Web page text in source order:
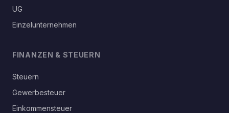
UG
Einzelunternehmen
FINANZEN & STEUERN
Steuern
Gewerbesteuer
Einkommensteuer